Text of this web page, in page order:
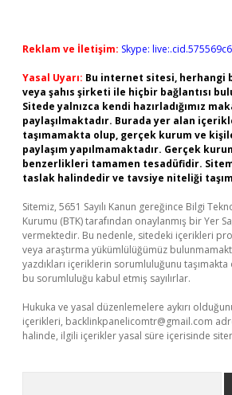
Reklam ve İletişim: Skype:
Yasal Uyarı: Bu internet sitesi, herhangi
veya şahıs şirketi ile hiçbir bağlantısı
Sitede yalnızca kendi hazırladığımız
paylaşılmaktadır. Burada yer alan
taşımamakta olup, gerçek kurum ve
paylaşım yapılmamaktadır. Gerçek
benzerlikleri tamamen tesadüfidir.
taslak halindedir ve tavsiye niteliği
Sitemiz, 5651 Sayılı Kanun gereğince Bilgi
Kurumu (BTK) tarafından onaylanmış bir Yer
vermektedir. Bu nedenle, sitedeki içerikleri
veya araştırma yükümlülüğümüz
yazdıkları içeriklerin sorumluluğunu
bu sorumluluğu kabul etmiş sayılırlar.
Hukuka ve yasal düzenlemelere aykırı
içerikleri, backlinkpanelicomtr@gmail.com
halinde, ilgili içerikler yasal süre içerisinde